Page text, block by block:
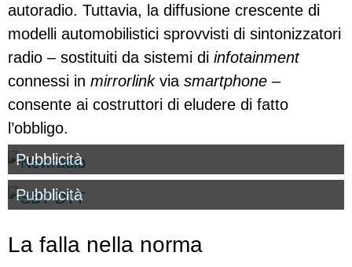
autoradio. Tuttavia, la diffusione crescente di
modelli automobilistici sprovvisti di sintonizzatori
radio – sostituiti da sistemi di infotainment
connessi in mirrorlinkvia smartphone –
consente ai costruttori di eludere di fatto
l’obbligo.
Pubblicità
Pubblicità
La falla nella norma